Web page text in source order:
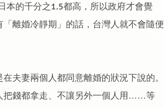
本的千分之1.5都高，所以政府才會覺
離婚冷靜期」的話，台灣人就不會隨便
夫妻兩個人都同意離婚的狀況下說的。
把錢都拿走、不讓另外一個人用……等